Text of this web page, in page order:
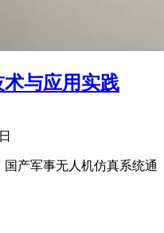
与应用实践
产军事无人机仿真系统通